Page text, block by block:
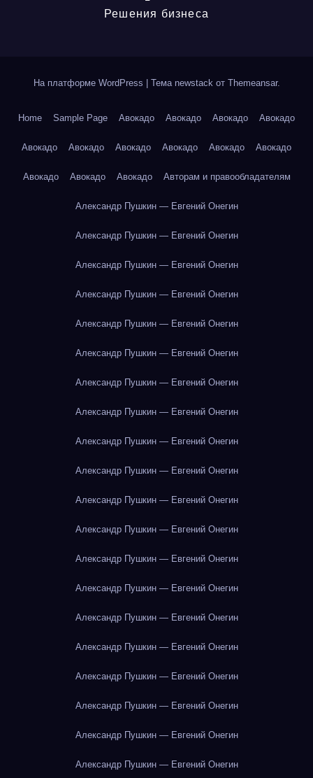
Решения бизнеса
На платформе WordPress Тема newstack от Themeansar.
Home Sample Page Авокадо Авокадо Авокадо Авокадо
Авокадо Авокадо Авокадо Авокадо Авокадо Авокадо
Авокадо Авокадо Авокадо Авторам и правообладателям
Александр Пушкин — Евгений Онегин
Александр Пушкин — Евгений Онегин
Александр Пушкин — Евгений Онегин
Александр Пушкин — Евгений Онегин
Александр Пушкин — Евгений Онегин
Александр Пушкин — Евгений Онегин
Александр Пушкин — Евгений Онегин
Александр Пушкин — Евгений Онегин
Александр Пушкин — Евгений Онегин
Александр Пушкин — Евгений Онегин
Александр Пушкин — Евгений Онегин
Александр Пушкин — Евгений Онегин
Александр Пушкин — Евгений Онегин
Александр Пушкин — Евгений Онегин
Александр Пушкин — Евгений Онегин
Александр Пушкин — Евгений Онегин
Александр Пушкин — Евгений Онегин
Александр Пушкин — Евгений Онегин
Александр Пушкин — Евгений Онегин
Александр Пушкин — Евгений Онегин